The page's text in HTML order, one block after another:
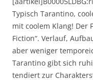
Typisch Tarantino,
mit coolem Klang! Der
Fiction“. Verlauf,
aber weniger
Tarantino gibt sich
tendiert zur